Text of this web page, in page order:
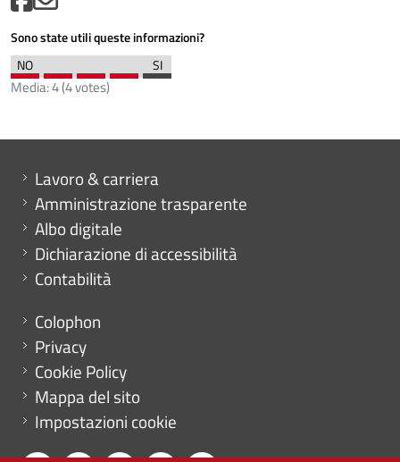
Sono state utili queste informazioni?
Media:4(4votes)
Mini menu di servizio
Lavoro & carriera
Amministrazione trasparente
Albo digitale
Dichiarazione di accessibilità
Contabilità
Menu footer
Colophon
Privacy
Cookie Policy
Mappa del sito
Impostazioni cookie